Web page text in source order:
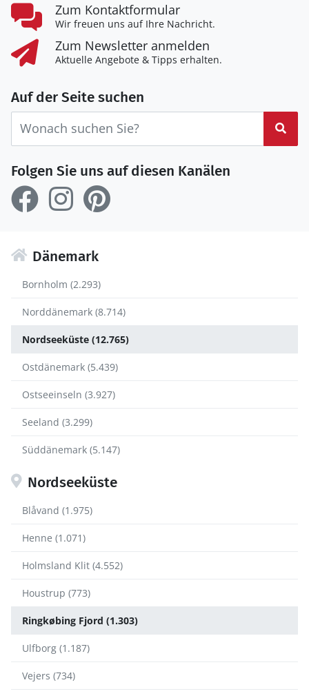
Zum Kontaktformular
Wir freuen uns auf Ihre Nachricht.
Zum Newsletter anmelden
Aktuelle Angebote & Tipps erhalten.
Auf der Seite suchen
Folgen Sie uns auf diesen Kanälen
Dänemark
Bornholm (2.293)
Norddänemark (8.714)
Nordseeküste (12.765)
Ostdänemark (5.439)
Ostseeinseln (3.927)
Seeland (3.299)
Süddänemark (5.147)
Nordseeküste
Blåvand (1.975)
Henne (1.071)
Holmsland Klit (4.552)
Houstrup (773)
Ringkøbing Fjord (1.303)
Ulfborg (1.187)
Vejers (734)